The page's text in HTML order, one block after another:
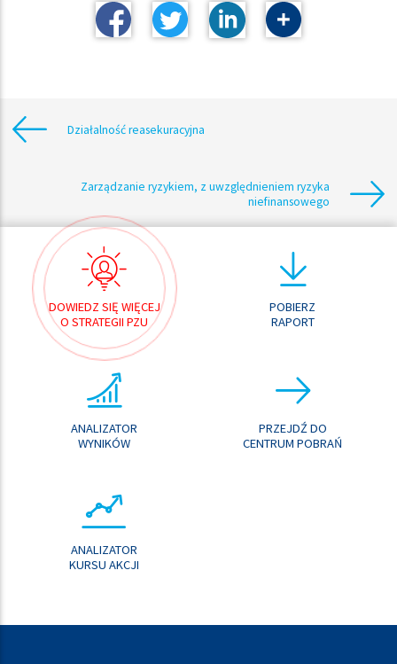
Działalność reasekuracyjna
Zarządzanie ryzykiem, z uwzględnieniem ryzyka
niefinansowego
DOWIEDZ SIĘ WIĘCEJ
O STRATEGII PZU
POBIERZ
RAPORT
ANALIZATOR
WYNIKÓW
PRZEJDŹ DO
CENTRUM POBRAŃ
ANALIZATOR
KURSU AKCJI